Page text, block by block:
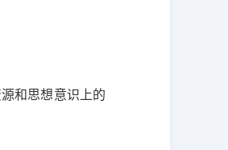
和思想意识上的